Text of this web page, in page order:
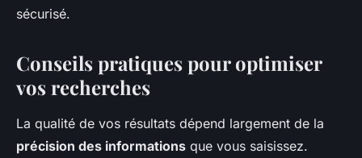
sécurisé.
Conseils pratiques pour optimiser
vos recherches
La qualité de vos résultats dépend largement de la
précision des informations que vous saisissez.